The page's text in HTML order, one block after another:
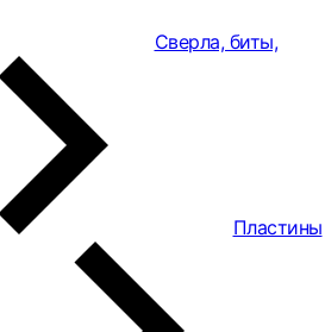
Сверла, биты,
Пластины